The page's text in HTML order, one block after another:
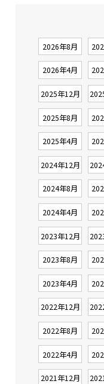
2026年8月
2026年4月
2025年12月
2025年8月
2025年4月
2024年12月
2024年8月
2024年4月
2023年12月
2023年8月
2023年4月
2022年12月
2022年8月
2022年4月
2021年12月